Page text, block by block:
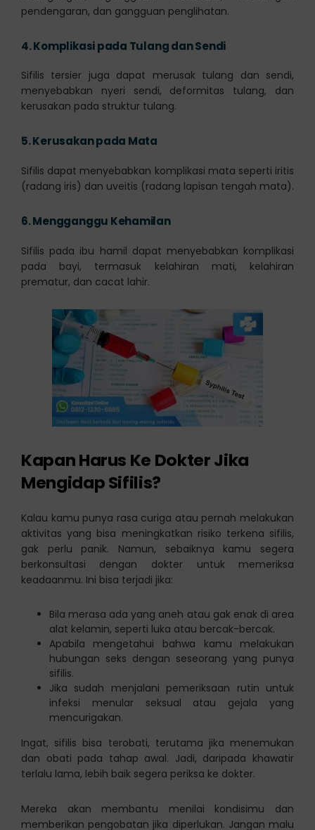
pendengaran, dan gangguan penglihatan.
4.Komplikasi pada Tulang dan Sendi
Sifilis tersier juga dapat merusak tulang dan sendi,
menyebabkan nyeri sendi, deformitas tulang, dan
kerusakan pada struktur tulang.
5.Kerusakan pada Mata
Sifilis dapat menyebabkan komplikasi mata seperti iritis
(radang iris) dan uveitis (radang lapisan tengah mata).
6.Mengganggu Kehamilan
Sifilis pada ibu hamil dapat menyebabkan komplikasi
pada bayi, termasuk kelahiran mati, kelahiran
prematur, dan cacat lahir.
Kapan Harus Ke Dokter Jika
Mengidap Sifilis?
Kalau kamu punya rasa curiga atau pernah melakukan
aktivitas yang bisa meningkatkan risiko terkena sifilis,
gak perlu panik. Namun, sebaiknya kamu segera
berkonsultasi dengan dokter untuk memeriksa
keadaanmu. Ini bisa terjadi jika:
Bila merasa ada yang aneh atau gak enak di area
alat kelamin, seperti luka atau bercak-bercak.
Apabila mengetahui bahwa kamu melakukan
hubungan seks dengan seseorang yang punya
sifilis.
Jika sudah menjalani pemeriksaan rutin untuk
infeksi menular seksual atau gejala yang
mencurigakan.
Ingat, sifilis bisa terobati, terutama jika menemukan
dan obati pada tahap awal. Jadi, daripada khawatir
terlalu lama, lebih baik segera periksa ke dokter.
Mereka akan membantu menilai kondisimu dan
memberikan pengobatan jika diperlukan. Jangan malu